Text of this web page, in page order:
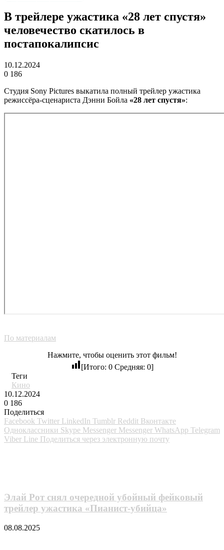
В трейлере ужастика «28 лет спустя»
человечество скатилось в
постапокалипсис
10.12.2024
0 186
Студия Sony Pictures выкатила полный трейлер ужастика
режиссёра-сценариста Дэнни Бойла «28 лет спустя»:
По материалам
Нажмите, чтобы оценить этот фильм!
[Итого: 0Средняя: 0]
Теги
Кино
10.12.2024
0 186
Поделиться
Facebook Twitter LinkedIn Tumblr Reddit Вконтакте
Одноклассники Skype Messenger Messenger WhatsApp Telegram
Viber Line Поделиться через электронную почту
Элай Рот снял очередной убойный фейковый
трейлер ужастика «Пианист-убийца»
08.08.2025